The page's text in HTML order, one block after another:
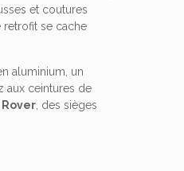
et coutures
retrofit se cache
aluminium, un
aux ceintures de
Rover , des sièges